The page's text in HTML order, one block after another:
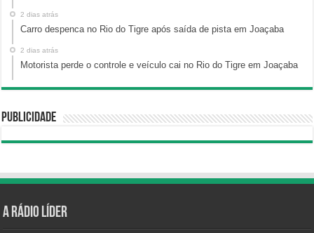
2 dias atrás
Carro despenca no Rio do Tigre após saída de pista em Joaçaba
2 dias atrás
Motorista perde o controle e veículo cai no Rio do Tigre em Joaçaba
Publicidade
A Rádio Líder